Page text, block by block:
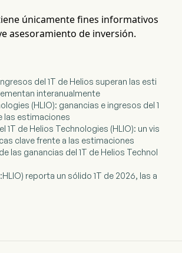
únicamente fines informativos
asesoramiento de inversión.
del 1T de Helios superan las esti
interanualmente
(HLIO): ganancias e ingresos del 1
las estimaciones
1T de Helios Technologies (HLIO): un vis
clave frente a las estimaciones
las ganancias del 1T de Helios Technol
reporta un sólido 1T de 2026, las a